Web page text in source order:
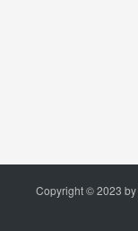
Copyright © 2023 by